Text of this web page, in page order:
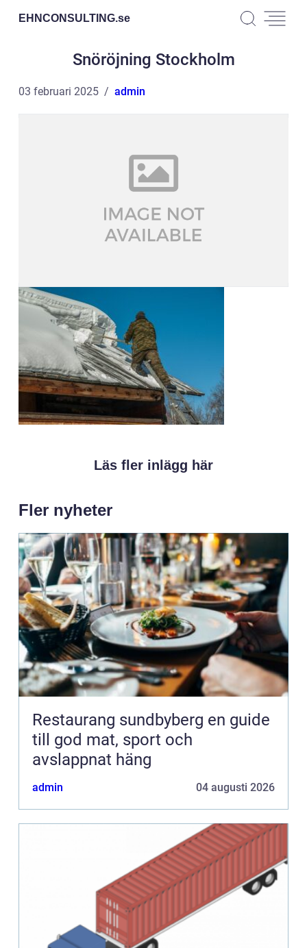
EHNCONSULTING.se
Snöröjning Stockholm
03 februari 2025 admin
Läs fler inlägg här
Fler nyheter
Restaurang sundbyberg en guide
till god mat, sport och
avslappnat häng
admin 04 augusti 2026